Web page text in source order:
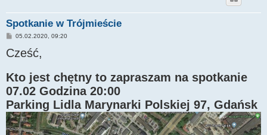
Spotkanie w Trójmieście
P
s
t
05.02.2020, 09:20
Cześć,
Kto jest chętny to zapraszam na spotkanie
07.02 Godzina 20:00
Parking Lidla Marynarki Polskiej 97, Gdańsk